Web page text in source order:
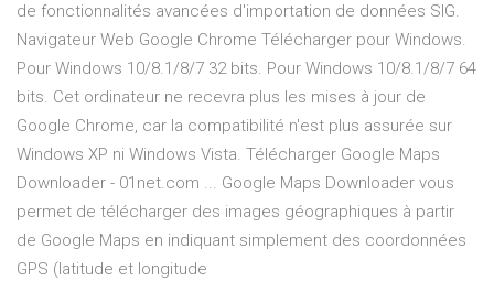
de fonctionnalités avancées d'importation de données SIG.
Navigateur Web Google Chrome Télécharger pour Windows.
Pour Windows 10/8.1/8/7 32 bits. Pour Windows 10/8.1/8/7 64
bits. Cet ordinateur ne recevra plus les mises à jour de
Google Chrome, car la compatibilité n'est plus assurée sur
Windows XP ni Windows Vista. Télécharger Google Maps
Downloader - 01net.com ... Google Maps Downloader vous
permet de télécharger des images géographiques à partir
de Google Maps en indiquant simplement des coordonnées
GPS (latitude et longitude